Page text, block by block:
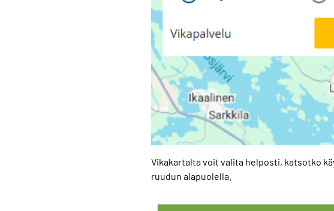
Vikakartalta voit valita helposti, katsotko
ruudun alapuolella.